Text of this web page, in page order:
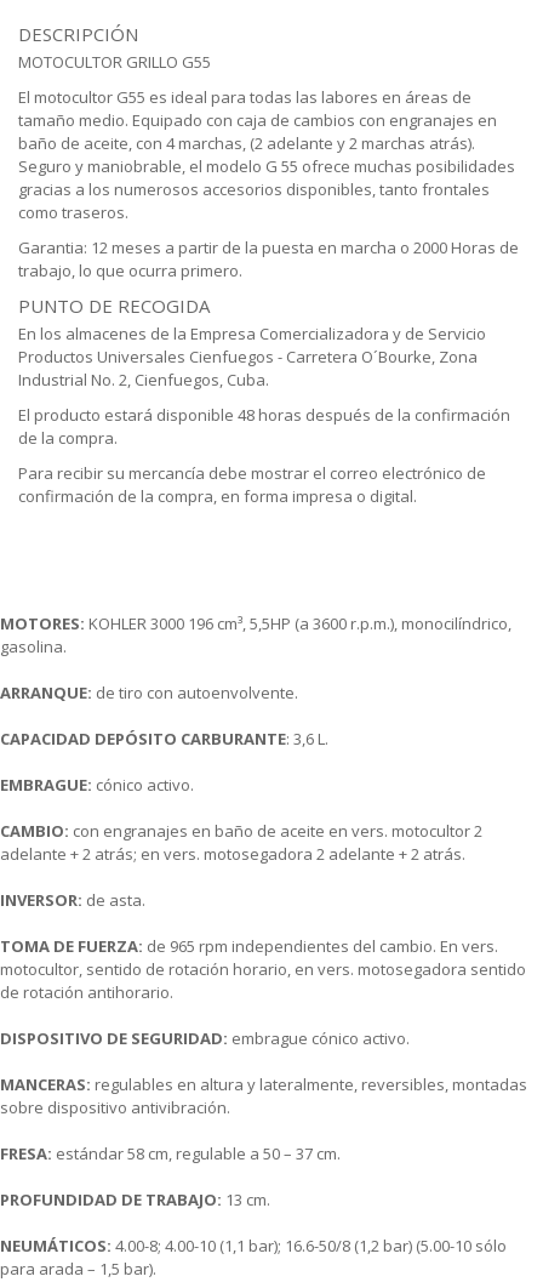
DESCRIPCIÓN
MOTOCULTOR GRILLO G55
El motocultor G55 es ideal para todas las labores en áreas de
tamaño medio. Equipado con caja de cambios con engranajes en
baño de aceite, con 4 marchas, (2 adelante y 2 marchas atrás).
Seguro y maniobrable, el modelo G 55 ofrece muchas posibilidades
gracias a los numerosos accesorios disponibles, tanto frontales
como traseros.
Garantia: 12 meses a partir de la puesta en marcha o 2000 Horas de
trabajo, lo que ocurra primero.
PUNTO DE RECOGIDA
En los almacenes de la Empresa Comercializadora y de Servicio
Productos Universales Cienfuegos - Carretera O´Bourke, Zona
Industrial No. 2, Cienfuegos, Cuba.
El producto estará disponible 48 horas después de la confirmación
de la compra.
Para recibir su mercancía debe mostrar el correo electrónico de
confirmación de la compra, en forma impresa o digital.
MOTORES: KOHLER 3000 196 cm³, 5,5HP (a 3600 r.p.m.), monocilíndrico,
gasolina.
ARRANQUE: de tiro con autoenvolvente.
CAPACIDAD DEPÓSITO CARBURANTE: 3,6 L.
EMBRAGUE: cónico activo.
CAMBIO: con engranajes en baño de aceite en vers. motocultor 2
adelante + 2 atrás; en vers. motosegadora 2 adelante + 2 atrás.
INVERSOR: de asta.
TOMA DE FUERZA: de 965 rpm independientes del cambio. En vers.
motocultor, sentido de rotación horario, en vers. motosegadora sentido
de rotación antihorario.
DISPOSITIVO DE SEGURIDAD: embrague cónico activo.
MANCERAS: regulables en altura y lateralmente, reversibles, montadas
sobre dispositivo antivibración.
FRESA: estándar 58 cm, regulable a 50 – 37 cm.
PROFUNDIDAD DE TRABAJO: 13 cm.
NEUMÁTICOS: 4.00-8; 4.00-10 (1,1 bar); 16.6-50/8 (1,2 bar) (5.00-10 sólo
para arada – 1,5 bar).